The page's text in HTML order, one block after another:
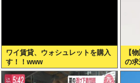
ワイ賃貸、ウォシュレットを購入
す！！www
【
の求
と